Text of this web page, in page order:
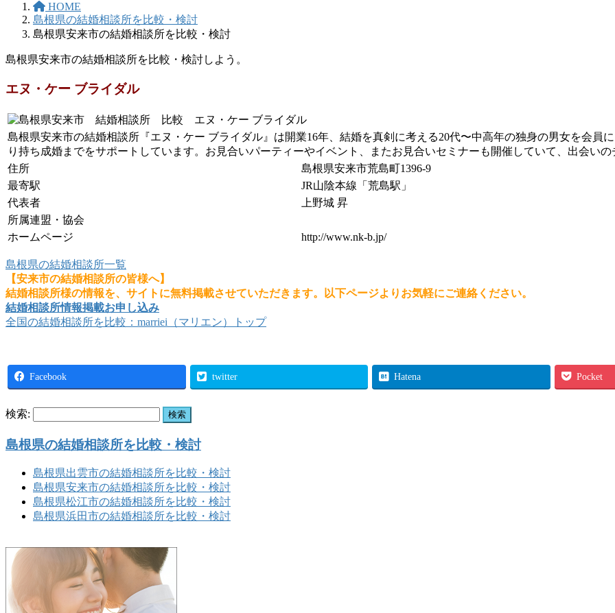
HOME
島根県の結婚相談所を比較・検討
島根県安来市の結婚相談所を比較・検討
島根県安来市の結婚相談所を比較・検討しよう。
エヌ・ケー ブライダル
島根県安来市の結婚相談所『エヌ・ケー ブライダル』は開業16年、結婚を真剣に考える20代〜中高年の独身の男女を会員
り持ち成婚までをサポートしています。お見合いパーティーやイベント、またお見合いセミナーも開催していて、出会い
住所
島根県安来市荒島町1396-9
最寄駅
JR山陰本線「荒島駅」
代表者
上野城 昇
所属連盟・協会
ホームページ
http://www.nk-b.jp/
島根県の結婚相談所一覧
【安来市の結婚相談所の皆様へ】
結婚相談所様の情報を、サイトに無料掲載させていただきます。以下ページよりお気軽にご連絡ください。
結婚相談所情報掲載お申し込み
全国の結婚相談所を比較：marriei（マリエン）トップ
Facebook twitter Hatena Pocket
検索:
島根県の結婚相談所を比較・検討
島根県出雲市の結婚相談所を比較・検討
島根県安来市の結婚相談所を比較・検討
島根県松江市の結婚相談所を比較・検討
島根県浜田市の結婚相談所を比較・検討